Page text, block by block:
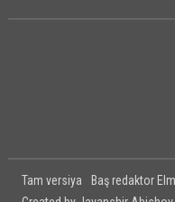
Tam versiya
Baş redaktor